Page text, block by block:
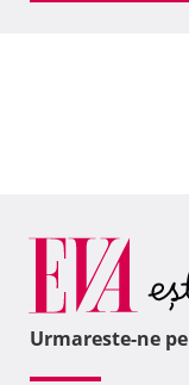
Urmareste-ne pe